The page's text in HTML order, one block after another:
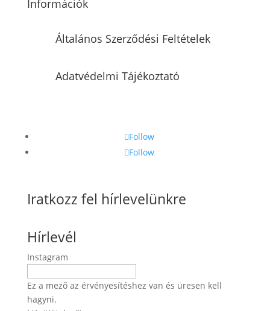
Információk
Általános Szerződési Feltételek
Adatvédelmi Tájékoztató
Follow
Follow
Iratkozz fel hírlevelünkre
Hírlevél
Instagram
Ez a mező az érvényesítéshez van és üresen kell
hagyni.